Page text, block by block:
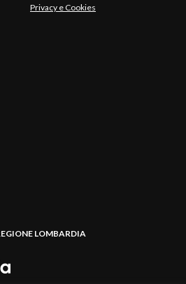
Privacy e Cookies
LOMBARDIA